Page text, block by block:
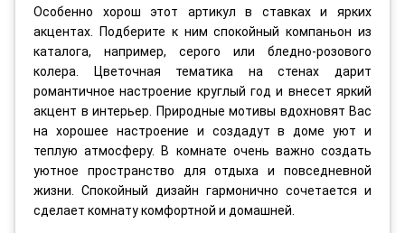
Особенно хорош этот артикул в ставках и ярких
акцентах. Подберите к ним спокойный компаньон из
каталога, например, серого или бледно-розового
колера. Цветочная тематика на стенах дарит
романтичное настроение круглый год и внесет яркий
акцент в интерьер. Природные мотивы вдохновят Вас
на хорошее настроение и создадут в доме уют и
теплую атмосферу. В комнате очень важно создать
уютное пространство для отдыха и повседневной
жизни. Спокойный дизайн гармонично сочетается и
сделает комнату комфортной и домашней.